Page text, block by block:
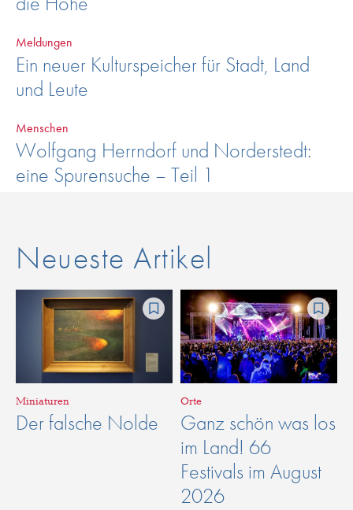
Meldungen
Ein neuer Kulturspeicher für Stadt, Land
und Leute
Menschen
Wolfgang Herrndorf und Norderstedt:
eine Spurensuche – Teil 1
Neueste Artikel
Miniaturen
Der falsche Nolde
Orte
Ganz schön was los
im Land! 66
Festivals im August
2026